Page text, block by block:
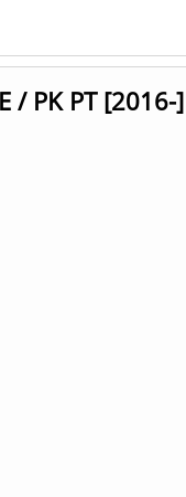
/ PK PT [2016-]